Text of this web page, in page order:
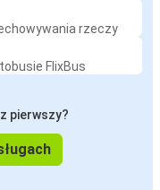
rzeczy
FlixBus
pierwszy?